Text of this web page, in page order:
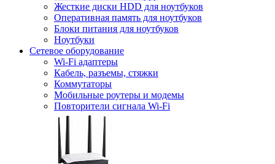
Жесткие диски HDD для ноутбуков
Оперативная память для ноутбуков
Блоки питания для ноутбуков
Ноутбуки
Сетевое оборудование
Wi-Fi адаптеры
Кабель, разъемы, стяжки
Коммутаторы
Мобильные роутеры и модемы
Повторители сигнала Wi-Fi